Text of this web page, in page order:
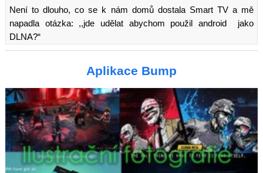
Není to dlouho, co se k nám domů dostala Smart TV a mě
napadla otázka: ,,jde udělat abychom použil android jako
DLNA?“
Aplikace Bump